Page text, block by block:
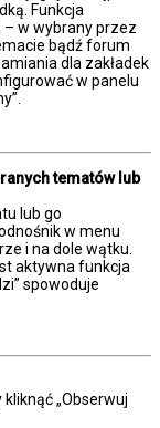
Funkcja
w wybrany przez
bądź forum
dla zakładek
w panelu
tematów lub
lub go
w menu
i na dole wątku.
aktywna funkcja
spowoduje
„Obserwuj